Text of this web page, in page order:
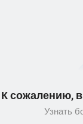
К сожалению,
Узнать